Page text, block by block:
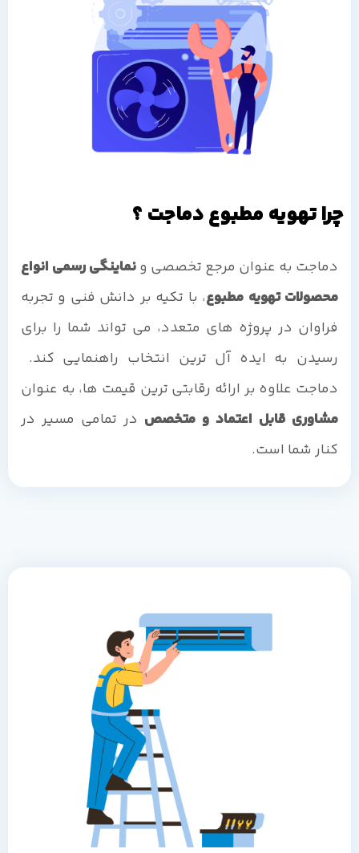
چرا تهویه مطبوع دماجت ؟
دماجت به عنوان مرجع تخصصی ونماینگی رسمی انواع
محصولات تهویه مطبوع، با تکیه بر دانش فنی و تجربه
فراوان در پروژه های متعدد، می تواند شما را برای
رسیدن به ایده آل ترین انتخاب راهنمایی کند.
دماجت علاوه بر ارائه رقابتی ترین قیمت ها، به عنوان
مشاوری قابل اعتماد و متخصص در تمامی مسیر در
کنار شما است.